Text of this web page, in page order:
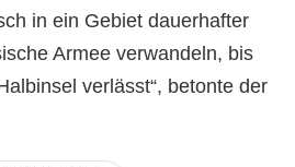
in ein Gebiet dauerhafter
Armee verwandeln, bis
verlässt“, betonte der